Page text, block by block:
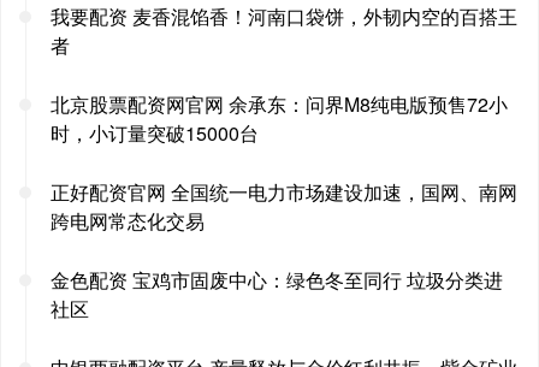
我要配资 麦香混馅香！河南口袋饼，外韧内空的百搭王
者
北京股票配资网官网 余承东：问界M8纯电版预售72小
时，小订量突破15000台
正好配资官网 全国统一电力市场建设加速，国网、南网
跨电网常态化交易
金色配资 宝鸡市固废中心：绿色冬至同行 垃圾分类进
社区